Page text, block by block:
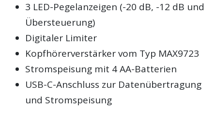
3 LED-Pegelanzeigen (-20 dB, -12 dB und
Übersteuerung)
Digitaler Limiter
Kopfhörerverstärker vom Typ MAX9723
Stromspeisung mit 4 AA-Batterien
USB-C-Anschluss zur Datenübertragung
und Stromspeisung